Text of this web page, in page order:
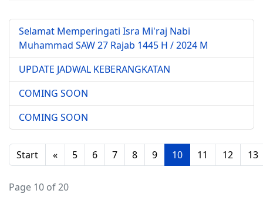
Selamat Memperingati Isra Mi'raj Nabi
Muhammad SAW 27 Rajab 1445 H / 2024 M
UPDATE JADWAL KEBERANGKATAN
COMING SOON
COMING SOON
Start « 5 6 7 8 9 10 11 12 13
Page 10 of 20